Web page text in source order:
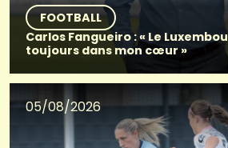
FOOTBALL
Carlos Fangueiro : « Le
toujours dans mon cœur »
05/08/2026